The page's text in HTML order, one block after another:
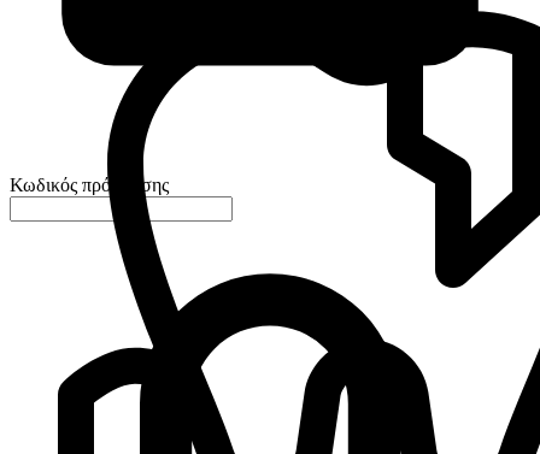
Κωδικός πρόσβασης